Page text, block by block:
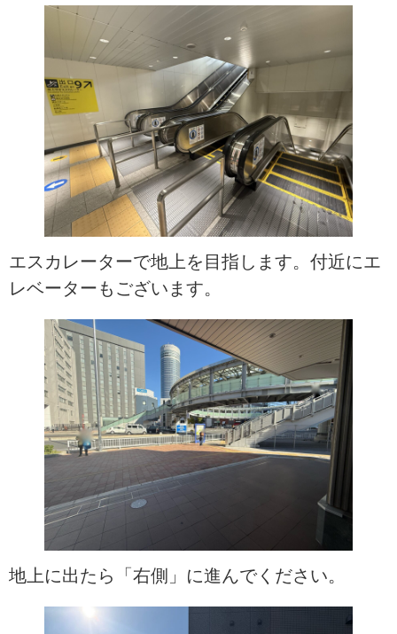
エスカレーターで地上を目指します。付近にエ
レベーターもございます。
地上に出たら「右側」に進んでください。